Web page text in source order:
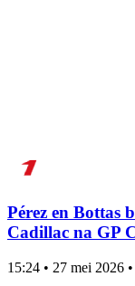
Pérez en Bottas
Cadillac na GP
15:24 • 27 mei 2026 •